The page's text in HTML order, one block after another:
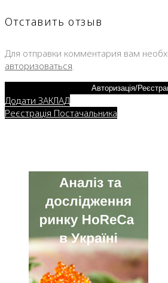
Отставить отзыв
Для отправки комментария вам
авторизоваться.
Авторизація/
Додати ЗАКЛАД
Реєстрація Постачальника